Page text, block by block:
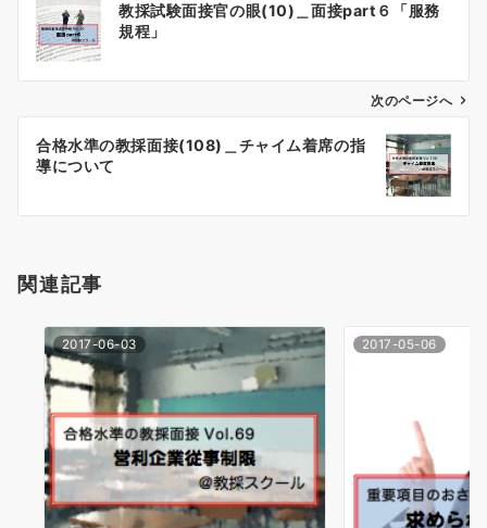
ビ
ン
教採試験面接官の眼(10)＿面接part６「服務
規程」
次のページへ
合格水準の教採面接(108)＿チャイム着席の指
導について
関連記事
2017-06-03 2017-05-06